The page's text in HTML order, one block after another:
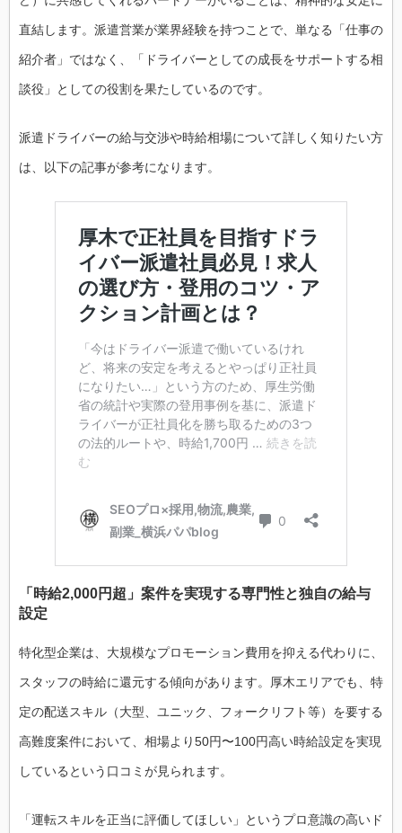
直結します。派遣営業が業界経験を持つことで、単なる「仕事の
紹介者」ではなく、「ドライバーとしての成長をサポートする相
談役」としての役割を果たしているのです。
派遣ドライバーの給与交渉や時給相場について詳しく知りたい方
は、以下の記事が参考になります。
「時給2,000円超」案件を実現する専門性と独自の給与
設定
特化型企業は、大規模なプロモーション費用を抑える代わりに、
スタッフの時給に還元する傾向があります。厚木エリアでも、特
定の配送スキル（大型、ユニック、フォークリフト等）を要する
高難度案件において、相場より50円〜100円高い時給設定を実現
しているという口コミが見られます。
「運転スキルを正当に評価してほしい」というプロ意識の高いド